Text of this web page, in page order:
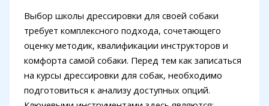
Выбор школы дрессировки для своей собаки
требует комплексного подхода, сочетающего
оценку методик, квалификации инструкторов и
комфорта самой собаки. Перед тем как записаться
на курсы дрессировки для собак, необходимо
подготовиться к анализу доступных опций.